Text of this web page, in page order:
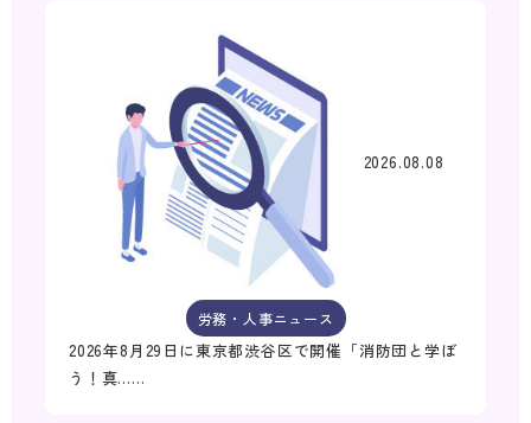
2026.08.08
労務・人事ニュース
2026年8月29日に東京都渋谷区で開催「消防団と学ぼ
う！真……